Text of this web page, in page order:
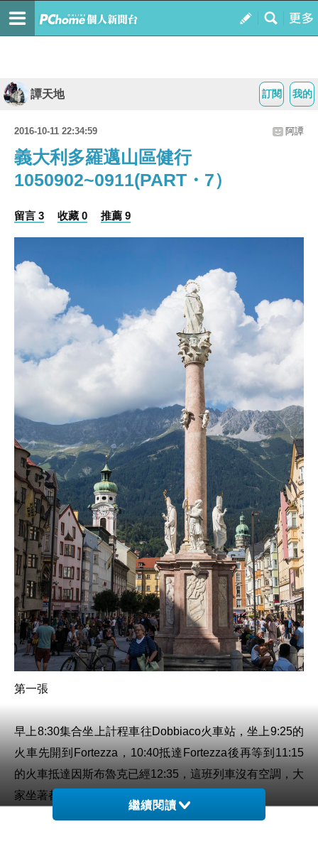
我的
訂閱
譚天地
2016-10-11 22:34:59 阿譚
義大利多羅邁山區健行
1050902~0911(PART・7）
留言 3 收藏 0 推薦 9
第一張
早上8:30集合坐上計程車往Dobbiaco火車站，坐上9:25的
火車先開到Fortezza，10:40抵達Fortezza後再等到11:15
的火車抵達因斯布魯克已經12:35，這班列車沒有空調，大
家坐著都會流汗，開了氣窗仍是受不了。
繼續閱讀